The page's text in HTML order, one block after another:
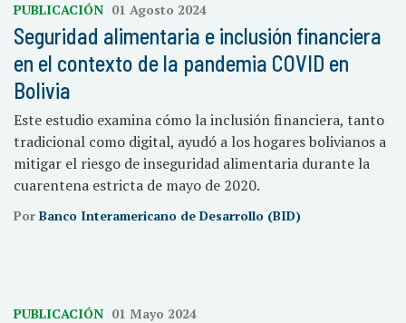
PUBLICACIÓN 01 Agosto 2024
Seguridad alimentaria e inclusión financiera
en el contexto de la pandemia COVID en
Bolivia
Este estudio examina cómo la inclusión financiera, tanto
tradicional como digital, ayudó a los hogares bolivianos a
mitigar el riesgo de inseguridad alimentaria durante la
cuarentena estricta de mayo de 2020.
Por Banco Interamericano de Desarrollo (BID)
PUBLICACIÓN 01 Mayo 2024